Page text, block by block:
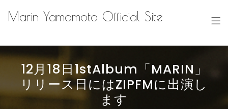
Marin Yamamoto Official Site
12月18日1stAlbum「MARIN」
リリース日にはZIPFMに出演し
ます